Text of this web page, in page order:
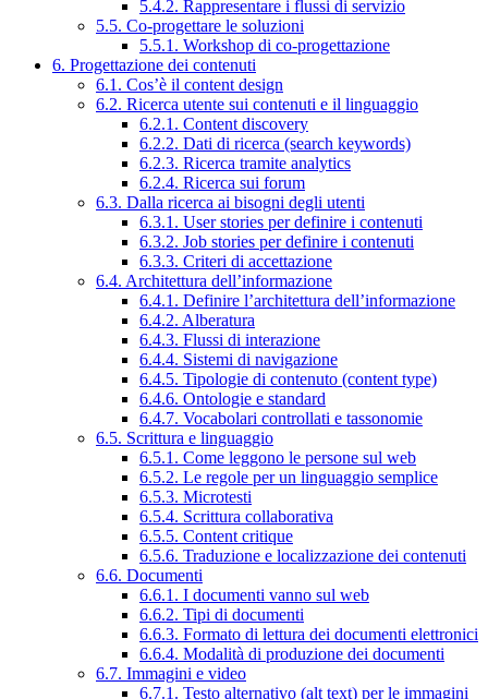
5.4.2. Rappresentare i flussi di servizio
5.5. Co-progettare le soluzioni
5.5.1. Workshop di co-progettazione
6. Progettazione dei contenuti
6.1. Cos’è il content design
6.2. Ricerca utente sui contenuti e il linguaggio
6.2.1. Content discovery
6.2.2. Dati di ricerca (search keywords)
6.2.3. Ricerca tramite analytics
6.2.4. Ricerca sui forum
6.3. Dalla ricerca ai bisogni degli utenti
6.3.1. User stories per definire i contenuti
6.3.2. Job stories per definire i contenuti
6.3.3. Criteri di accettazione
6.4. Architettura dell’informazione
6.4.1. Definire l’architettura dell’informazione
6.4.2. Alberatura
6.4.3. Flussi di interazione
6.4.4. Sistemi di navigazione
6.4.5. Tipologie di contenuto (content type)
6.4.6. Ontologie e standard
6.4.7. Vocabolari controllati e tassonomie
6.5. Scrittura e linguaggio
6.5.1. Come leggono le persone sul web
6.5.2. Le regole per un linguaggio semplice
6.5.3. Microtesti
6.5.4. Scrittura collaborativa
6.5.5. Content critique
6.5.6. Traduzione e localizzazione dei contenuti
6.6. Documenti
6.6.1. I documenti vanno sul web
6.6.2. Tipi di documenti
6.6.3. Formato di lettura dei documenti elettronici
6.6.4. Modalità di produzione dei documenti
6.7. Immagini e video
6.7.1. Testo alternativo (alt text) per le immagini